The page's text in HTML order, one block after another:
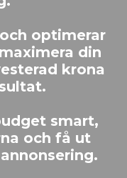
optimerar
din
krona
smart,
och få ut